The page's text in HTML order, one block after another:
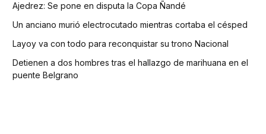
Ajedrez: Se pone en disputa la Copa Ñandé
Un anciano murió electrocutado mientras cortaba el césped
Layoy va con todo para reconquistar su trono Nacional
Detienen a dos hombres tras el hallazgo de marihuana en el
puente Belgrano